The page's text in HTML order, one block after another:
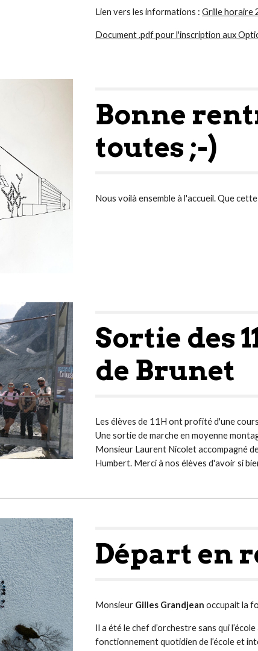
Lien vers les informations :Grille horaire
Document .pdf pour l'inscription aux
Bonne
toutes ;-)
Nous voilà ensemble à l'accueil. Que
Sortie des
de Brunet
Les élèves de 11H ont profité d'une
Une sortie de marche en moyenne
Monsieur Laurent Nicolet accompagné
Humbert. Merci à nos élèves d'avoir si
Départ en
Monsieur Gilles Grandjean occupaitla
Ila étéle chef d’orchestre sans qui
fonctionnement quotidien de l’école et